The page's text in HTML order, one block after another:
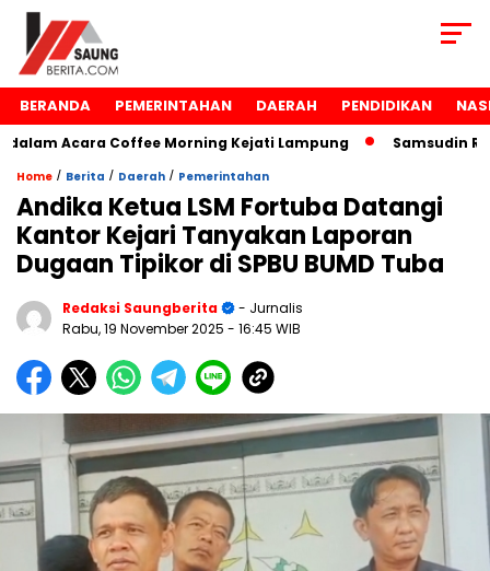
BERANDA PEMERINTAHAN DAERAH PENDIDIKAN
Acara Coffee Morning Kejati Lampung Samsudin
Home / Berita / Daerah / Pemerintahan
Andika Ketua LSM Fortuba Datangi
Kantor Kejari Tanyakan Laporan
Dugaan Tipikor di SPBU BUMD Tuba
Redaksi Saungberita
- Jurnalis
Rabu, 19 November 2025 - 16:45 WIB